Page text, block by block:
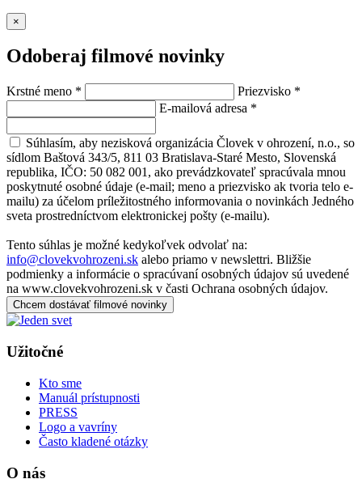
×
Odoberaj filmové novinky
Krstné meno * Priezvisko *
E-mailová adresa *
Súhlasím, aby nezisková organizácia Človek v ohrození, n.o., so
sídlom Baštová 343/5, 811 03 Bratislava-Staré Mesto, Slovenská
republika, IČO: 50 082 001, ako prevádzkovateľ spracúvala mnou
poskytnuté osobné údaje (e-mail; meno a priezvisko ak tvoria telo e-
mailu) za účelom príležitostného informovania o novinkách Jedného
sveta prostredníctvom elektronickej pošty (e-mailu).
Tento súhlas je možné kedykoľvek odvolať na:
info@clovekvohrozeni.sk alebo priamo v newslettri. Bližšie
podmienky a informácie o spracúvaní osobných údajov sú uvedené
na www.clovekvohrozeni.sk v časti Ochrana osobných údajov.
Chcem dostávať filmové novinky
Užitočné
Kto sme
Manuál prístupnosti
PRESS
Logo a vavríny
Často kladené otázky
O nás